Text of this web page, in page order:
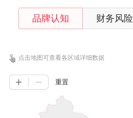
品牌认知 财务风险
点击地图可查看各区域详细数据
重置